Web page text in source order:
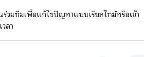
วมทีมเพื่อแก้ไขปัญหาแบบเรียลไทม์หรือเข้า
ลา